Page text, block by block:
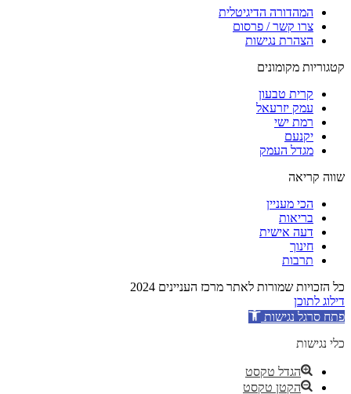
המהדורה הדיגיטלית
צרו קשר / פרסום
הצהרת נגישות
קטגוריות מקומונים
קרית טבעון
עמק יזרעאל
רמת ישי
יקנעם
מגדל העמק
שווה קריאה
הכי מעניין
בריאות
דעה אישית
חינוך
תרבות
כל הזכויות שמורות לאתר מרכז העניינים 2024
דילוג לתוכן
פתח סרגל נגישות
כלי נגישות
הגדל טקסט
הקטן טקסט